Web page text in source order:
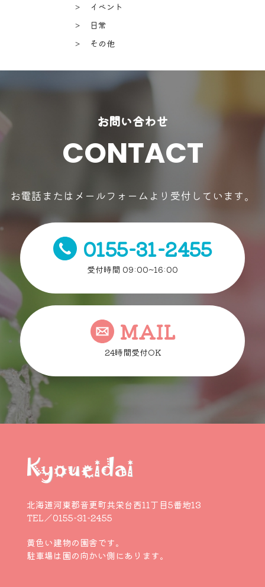
＞ イベント
＞ 日常
＞ その他
お問い合わせ
CONTACT
お電話またはメールフォームより受付しています。
0155-31-2455
受付時間 09:00~16:00
MAIL
24時間受付OK
北海道河東郡音更町共栄台西11丁目5番地13
TEL／0155-31-2455
黄色い建物の園舎です。
駐車場は園の向かい側にあります。